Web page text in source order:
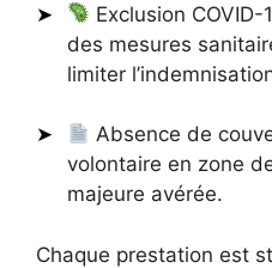
Exclusion
des mesures
limiter
Absence de
volontaire en zone
majeure avérée.
Chaque prestation est